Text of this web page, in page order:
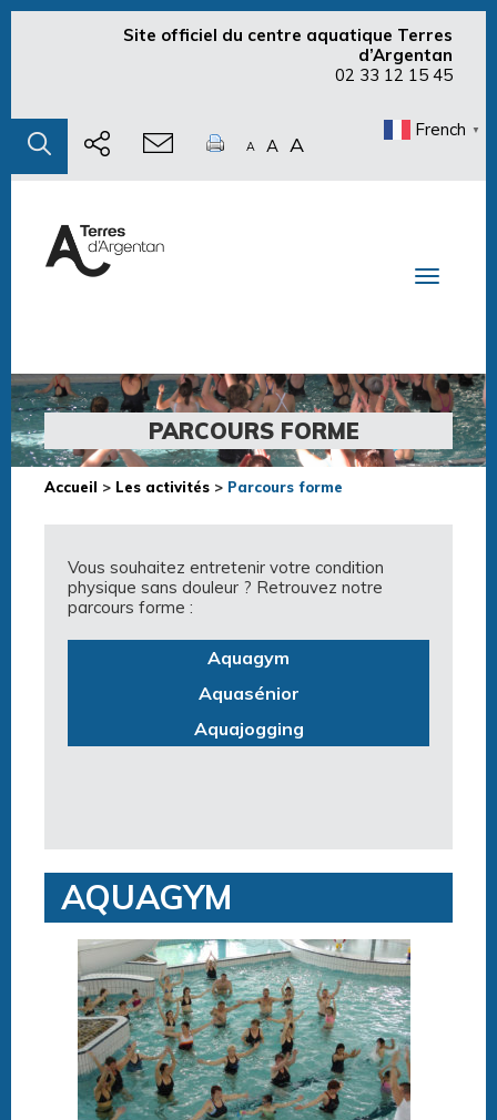
Site officiel du centre aquatique Terres
d’Argentan
02 33 12 15 45
A A A
French ▼
Toggle
PARCOURS FORME
Accueil > Les activités > Parcours forme
Vous souhaitez entretenir votre condition
physique sans douleur ? Retrouvez notre
parcours forme :
Aquagym
Aquasénior
Aquajogging
AQUAGYM